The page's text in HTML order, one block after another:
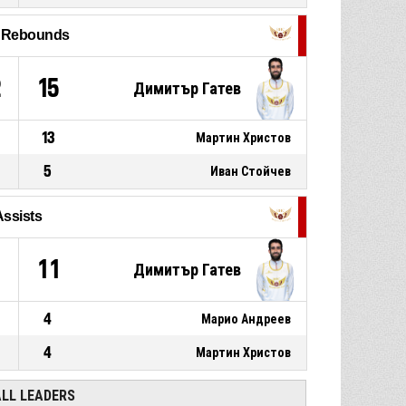
P400:24
floating jump shot missed
up jump shot made
73-83
15 Димитър Гатев
13 Мартин Христов
5 Иван Стойчев
11 Димитър Гатев
4 Марио Андреев
4 Мартин Христов
LEADERS